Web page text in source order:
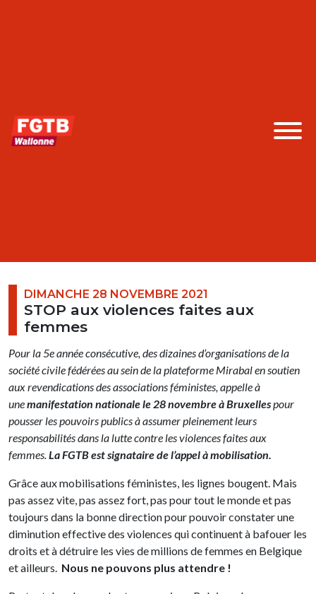
DIMANCHE 28 NOVEMBRE 2021
STOP aux violences faites aux
femmes
Pour la 5e année consécutive, des dizaines d’organisations de la
société civile fédérées au sein de la plateforme Mirabal en soutien
aux revendications des associations féministes, appelle à
unemanifestation nationale le 28 novembre à Bruxellespour
pousser les pouvoirs publics à assumer pleinement leurs
responsabilités dans la lutte contre les violences faites aux
femmes.La FGTB est signataire de l’appel à mobilisation.
Grâce aux mobilisations féministes, les lignes bougent. Mais
pas assez vite, pas assez fort, pas pour tout le monde et pas
toujours dans la bonne direction pour pouvoir constater une
diminution effective des violences qui continuent à bafouer les
droits et à détruire les vies de millions de femmes en Belgique
et ailleurs. Nous ne pouvons plus attendre !